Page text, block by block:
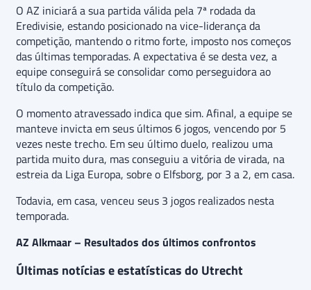
O AZ iniciará a sua partida válida pela 7ª rodada da
Eredivisie, estando posicionado na vice-liderança da
competição, mantendo o ritmo forte, imposto nos começos
das últimas temporadas. A expectativa é se desta vez, a
equipe conseguirá se consolidar como perseguidora ao
título da competição.
O momento atravessado indica que sim. Afinal, a equipe se
manteve invicta em seus últimos 6 jogos, vencendo por 5
vezes neste trecho. Em seu último duelo, realizou uma
partida muito dura, mas conseguiu a vitória de virada, na
estreia da Liga Europa, sobre o Elfsborg, por 3 a 2, em casa.
Todavia, em casa, venceu seus 3 jogos realizados nesta
temporada.
AZ Alkmaar – Resultados dos últimos confrontos
Últimas notícias e estatísticas do Utrecht